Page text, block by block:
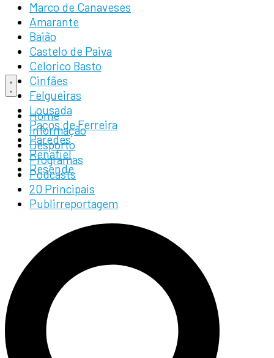
Pular
para
conteúdo
Marco de Canaveses
Amarante
Baião
Castelo de Paiva
Celorico Basto
Cinfães
Felgueiras
Lousada
Paços de Ferreira
Paredes
Penafiel
Resende
Home
Informação
Desporto
Programas
Podcasts
20 Principais
Publirreportagem